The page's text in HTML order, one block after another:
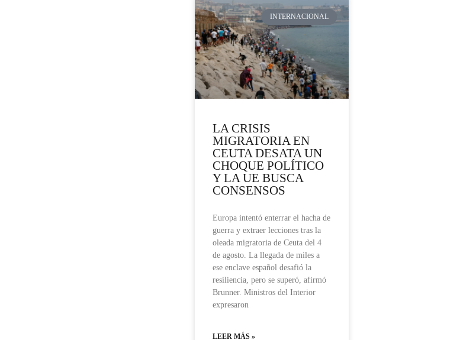
INTERNACIONAL
LA CRISIS
MIGRATORIA EN
CEUTA DESATA UN
CHOQUE POLÍTICO
Y LA UE BUSCA
CONSENSOS
Europa intentó enterrar el hacha de
guerra y extraer lecciones tras la
oleada migratoria de Ceuta del 4
de agosto. La llegada de miles a
ese enclave español desafió la
resiliencia, pero se superó, afirmó
Brunner. Ministros del Interior
expresaron
LEER MÁS »